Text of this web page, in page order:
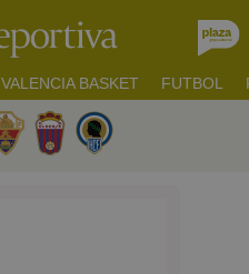
VALENCIA BASKET FUTBOL